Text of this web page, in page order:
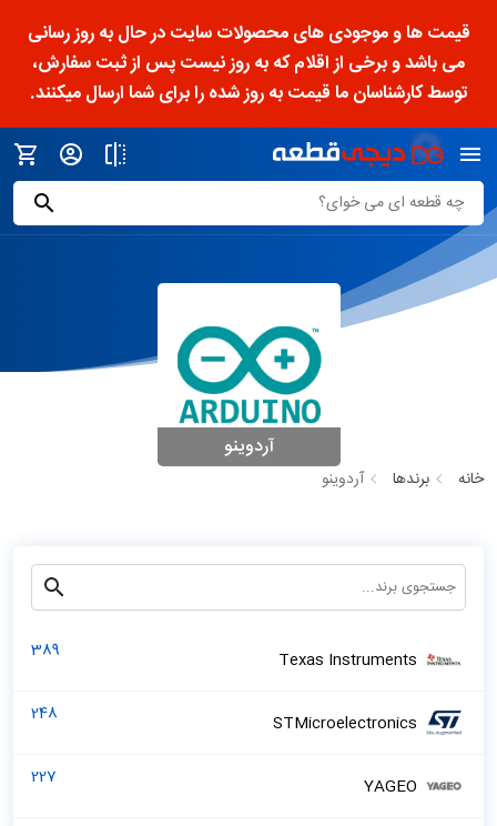
قیمت ها و موجودی های محصولات سایت در حال به روز رسانی
می باشد و برخی از اقلام که به روز نیست پس از ثبت سفارش،
توسط کارشناسان ما قیمت به روز شده را برای شما ارسال میکنند.
آردوینو
خانه برندها آردوینو
389
248
227